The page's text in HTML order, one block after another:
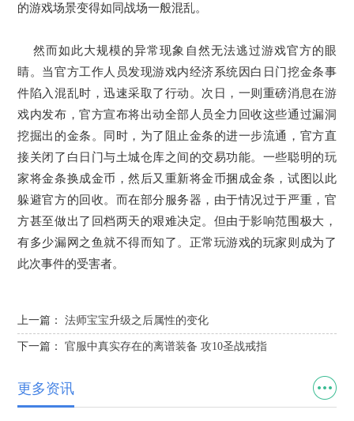
的游戏场景变得如同战场一般混乱。
然而如此大规模的异常现象自然无法逃过游戏官方的眼
睛。当官方工作人员发现游戏内经济系统因白日门挖金条事
件陷入混乱时，迅速采取了行动。次日，一则重磅消息在游
戏内发布，官方宣布将出动全部人员全力回收这些通过漏洞
挖掘出的金条。同时，为了阻止金条的进一步流通，官方直
接关闭了白日门与土城仓库之间的交易功能。一些聪明的玩
家将金条换成金币，然后又重新将金币捆成金条，试图以此
躲避官方的回收。而在部分服务器，由于情况过于严重，官
方甚至做出了回档两天的艰难决定。但由于影响范围极大，
有多少漏网之鱼就不得而知了。正常玩游戏的玩家则成为了
此次事件的受害者。
上一篇： 法师宝宝升级之后属性的变化
下一篇： 官服中真实存在的离谱装备 攻10圣战戒指
更多资讯